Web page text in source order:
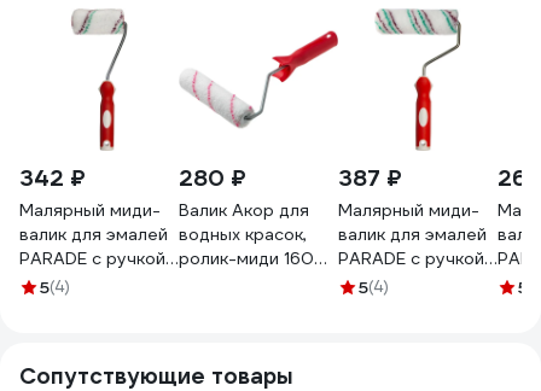
342 ₽
Малярный миди-
валик для эмалей
PARADE с ручкой,
полиэстер,
5(4)
280 ₽
Валик Акор для
водных красок,
ролик-миди 160
387 ₽
Малярный миди-
валик для эмалей
PARADE с ручкой,
полиэстер,
5(4) 5
Сопутствующие товары